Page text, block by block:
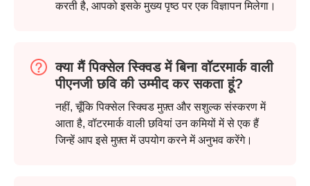
करती है, आपको इसके मुख्य पृष्ठ पर एक विज्ञापन मिलेगा।
क्या मैं पिक्सेल स्क्विड में बिना वॉटरमार्क वाली
पीएनजी छवि की उम्मीद कर सकता हूं?
नहीं, चूँकि पिक्सेल स्क्विड मुफ़्त और सशुल्क संस्करण में
आता है, वॉटरमार्क वाली छवियां उन कमियों में से एक हैं
जिन्हें आप इसे मुफ़्त में उपयोग करने में अनुभव करेंगे।